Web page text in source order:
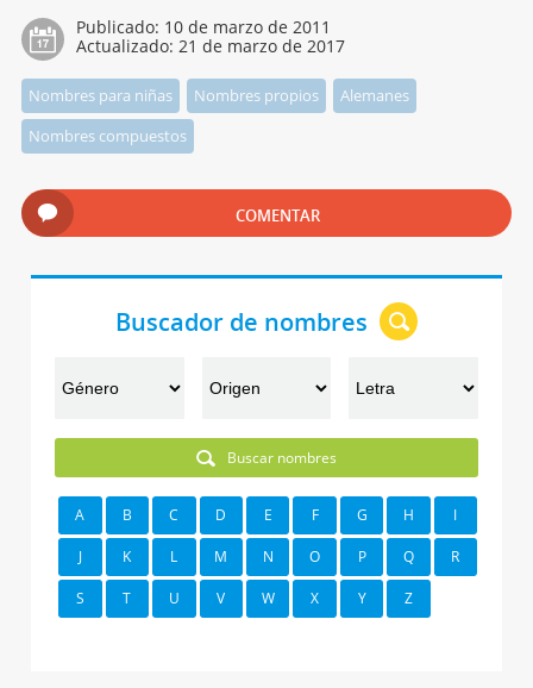
Publicado: 10 de marzo de 2011
Actualizado: 21 de marzo de 2017
Nombres para niñas Nombres propios
Alemanes
Nombres compuestos
COMENTAR
Buscador de nombres
Buscar nombres
A B C D E F G H I
J K L M N O P Q R
S T U V W X Y Z